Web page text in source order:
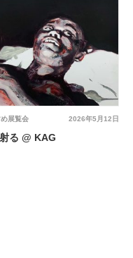
2026年5月12日
展覧会
る @ KAG